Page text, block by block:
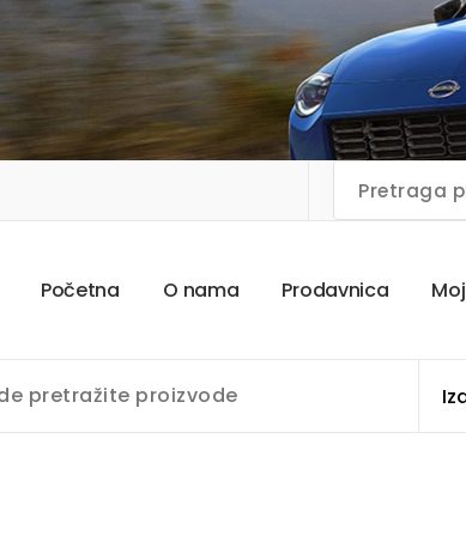
Početna O nama Prodavnica Moj